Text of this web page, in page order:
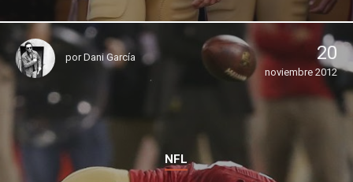
porDani García 20
noviembre 2012
NFL